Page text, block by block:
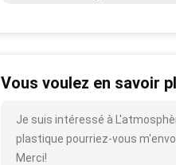
Vous voulez en savoir
Je suis intéressé à
plastique pourriez-vous
Merci!